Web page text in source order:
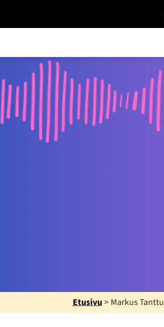
Etusivu> Markus Tanttu